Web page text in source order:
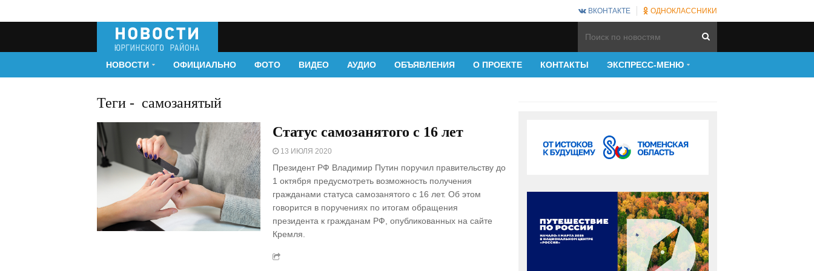
ВКОНТАКТЕ ОДНОКЛАССНИКИ
НОВОСТИ ОФИЦИАЛЬНО ФОТО ВИДЕО АУДИО ОБЪЯВЛЕНИЯ О ПРОЕКТЕ КОНТАКТЫ ЭКСПРЕСС-МЕНЮ
Теги - самозанятый
Статус самозанятого с 16 лет
13 ИЮЛЯ 2020
Президент РФ Владимир Путин поручил правительству до
1 октября предусмотреть возможность получения
гражданами статуса самозанятого с 16 лет. Об этом
говорится в поручениях по итогам обращения
президента к гражданам РФ, опубликованных на сайте
Кремля.